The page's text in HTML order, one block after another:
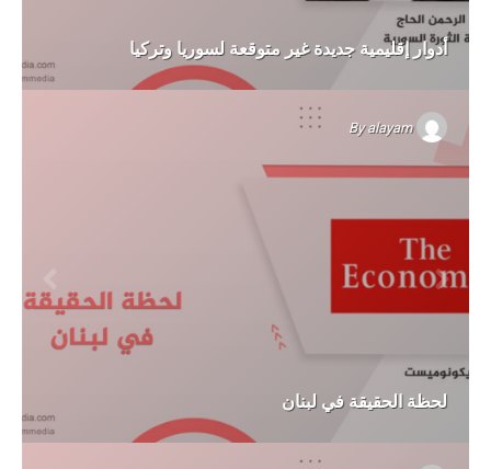
أدوار إقليمية جديدة غير متوقعة لسوريا وتركيا
Byalayam
لحظة الحقيقة في لبنان